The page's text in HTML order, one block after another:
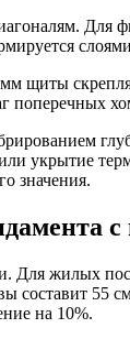
Для
щиты
укрытие
значения.
Для жилых
55
на 10%.